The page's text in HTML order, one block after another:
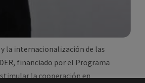
la internacionalización de las
financiado por el Programa
la cooperación en